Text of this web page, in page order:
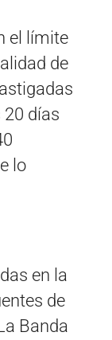
el límite
de
20 días
lo
en la
de
Banda